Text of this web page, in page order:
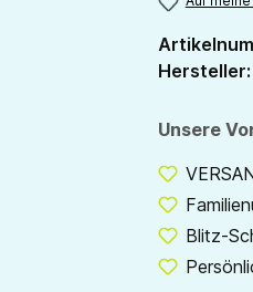
Hersteller:
Unsere
Blitz-